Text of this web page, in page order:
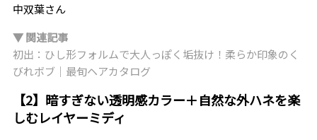
中双葉さん
▼ 関連記事
初出：ひし形フォルムで大人っぽく垢抜け！柔らか印象のく
びれボブ｜最旬ヘアカタログ
【2】暗すぎない透明感カラー＋自然な外ハネを楽
しむレイヤーミディ